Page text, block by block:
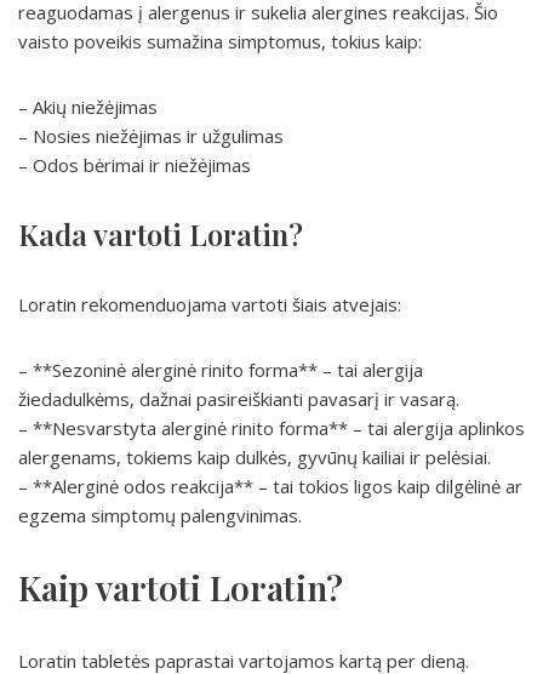
reaguodamas į alergenus ir sukelia alergines reakcijas. Šio
vaisto poveikis sumažina simptomus, tokius kaip:
– Akių niežėjimas
– Nosies niežėjimas ir užgulimas
– Odos bėrimai ir niežėjimas
Kada vartoti Loratin?
Loratin rekomenduojama vartoti šiais atvejais:
– **Sezoninė alerginė rinito forma** – tai alergija
žiedadulkėms, dažnai pasireiškianti pavasarį ir vasarą.
– **Nesvarstyta alerginė rinito forma** – tai alergija aplinkos
alergenams, tokiems kaip dulkės, gyvūnų kailiai ir pelėsiai.
– **Alerginė odos reakcija** – tai tokios ligos kaip dilgėlinė ar
egzema simptomų palengvinimas.
Kaip vartoti Loratin?
Loratin tabletės paprastai vartojamos kartą per dieną.